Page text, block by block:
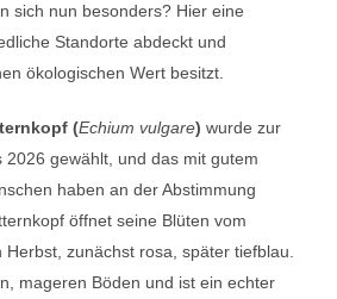
sich nun besonders? Hier eine
Standorte abdeckt und
ökologischen Wert besitzt.
(Echium vulgare) wurde zur
2026 gewählt, und das mit gutem
haben an der Abstimmung
öffnet seine Blüten vom
zunächst rosa, später tiefblau.
mageren Böden und ist ein echter